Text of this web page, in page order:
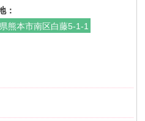
：
熊本市南区白藤5-1-1